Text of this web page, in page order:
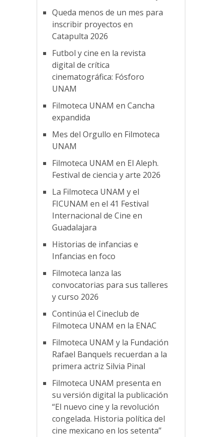
Queda menos de un mes para
inscribir proyectos en
Catapulta 2026
Futbol y cine en la revista
digital de crítica
cinematográfica: Fósforo
UNAM
Filmoteca UNAM en Cancha
expandida
Mes del Orgullo en Filmoteca
UNAM
Filmoteca UNAM en El Aleph.
Festival de ciencia y arte 2026
La Filmoteca UNAM y el
FICUNAM en el 41 Festival
Internacional de Cine en
Guadalajara
Historias de infancias e
Infancias en foco
Filmoteca lanza las
convocatorias para sus talleres
y curso 2026
Continúa el Cineclub de
Filmoteca UNAM en la ENAC
Filmoteca UNAM y la Fundación
Rafael Banquels recuerdan a la
primera actriz Silvia Pinal
Filmoteca UNAM presenta en
su versión digital la publicación
“El nuevo cine y la revolución
congelada. Historia política del
cine mexicano en los setenta”